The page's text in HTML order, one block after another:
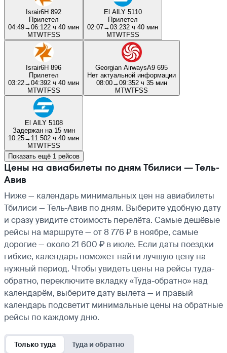
Israir6H 892
Прилетел
04:49→06:122 ч 40 мин
MTWTFSS
El AlLY 5110
Прилетел
02:07→03:232 ч 40 мин
MTWTFSS
Israir6H 896
Прилетел
03:22→04:392 ч 40 мин
MTWTFSS
Georgian AirwaysA9 695
Нет актуальной информации
08:00→09:352 ч 35 мин
MTWTFSS
El AlLY 5108
Задержан на 15 мин
10:25→ 11:502 ч 40 мин
MTWTFSS
Показать ещё 1 рейсов
Цены на авиабилеты по дням Тбилиси — Тель-
Авив
Ниже — календарь минимальных цен на авиабилеты
Тбилиси — Тель-Авив по дням. Выберите удобную дату
и сразу увидите стоимость перелёта. Самые дешёвые
рейсы на маршруте — от 8 776 ₽ в ноябре, самые
дорогие — около 21 600 ₽ в июле. Если даты поездки
гибкие, календарь поможет найти лучшую цену на
нужный период. Чтобы увидеть цены на рейсы туда-
обратно, переключите вкладку «Туда-обратно» над
календарём, выберите дату вылета — и правый
календарь подсветит минимальные цены на обратные
рейсы по каждому дню.
Только туда Туда и обратно